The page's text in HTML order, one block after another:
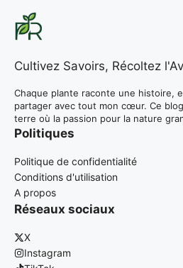
Cultivez Savoirs, Récoltez
Chaque plante raconte une histoire,
partager avec tout mon cœur. Ce
terre où la passion pour la nature
Politiques
Politique de confidentialité
Conditions d'utilisation
A propos
Réseaux sociaux
X
Instagram